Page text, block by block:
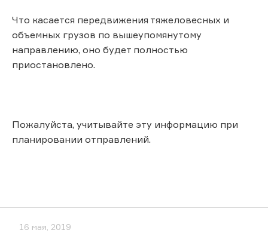
Что касается передвижения тяжеловесных и
объемных грузов по вышеупомянутому
направлению, оно будет полностью
приостановлено.
Пожалуйста, учитывайте эту информацию при
планировании отправлений.
16 мая, 2019